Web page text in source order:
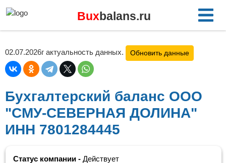
Buxbalans.ru
02.07.2026г актуальность данных. Обновить данные
Бухгалтерский баланс ООО
"СМУ-СЕВЕРНАЯ ДОЛИНА"
ИНН 7801284445
Статус компании - Действует